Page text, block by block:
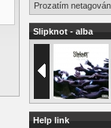
Prozatím
Slipknot - alba
Help link